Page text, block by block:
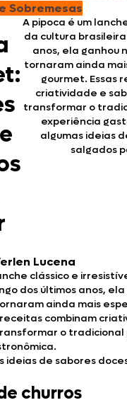
Sobremesas
A pipoca é um
da cultura
anos, ela ganhou
tornaram ainda
gourmet. Essas
criatividade e
transformar o
experiência
algumas ideias
salgados
Lucena
clássico e
dos últimos anos,
ainda mais
receitas combinam
o tradicional
ideias de sabores
churros